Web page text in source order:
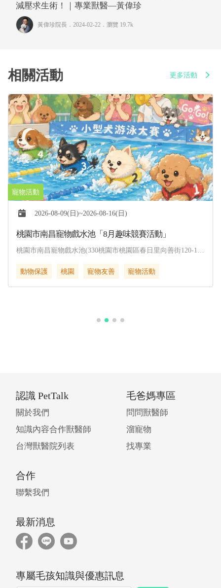
減壓求生術！｜專業獸醫—黃偉珍
黃偉珍院長 ．2024-02-22． 瀏覽 19.7k
相關活動 更多活動
2026-08-09(日)~2026-08-16(日)
桃園市南昌寵物戲水池「8月趣味競賽活動」
桃園市南昌寵物戲水池(330桃園市桃園區春日里向善街120-1
動物保護
桃園 寵物友善 寵物活動
認識 PetTalk
關於我們
知識內容合作獸醫師
台灣獸醫院列表
毛爸媽專區
問問獸醫師
溜寵物
找專業
合作
聯繫我們
最新消息
專屬毛孩知識與優惠訊息